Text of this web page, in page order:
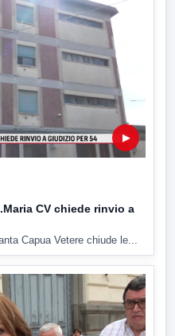
▶
CV chiede rinvio a
Capua Vetere chiude le...